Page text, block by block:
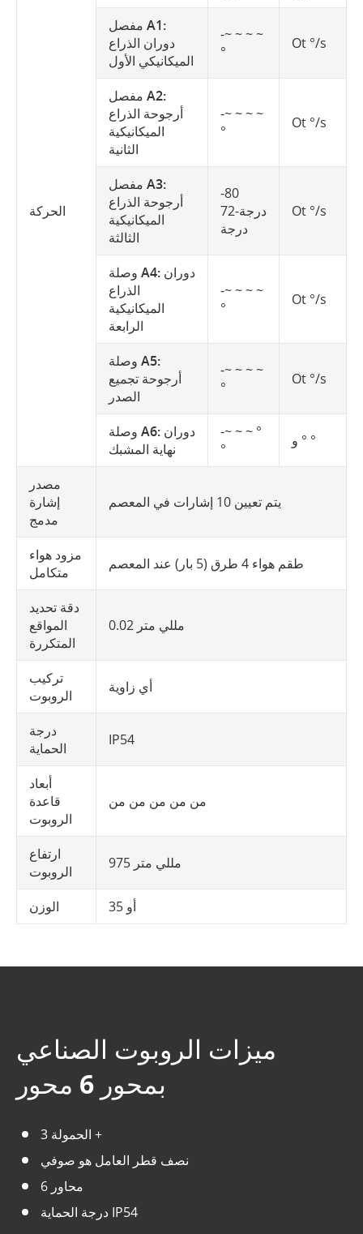
الحركة
مفصل A1:
دوران الذراع
الميكانيكي الأول
-~ ~ ~ ~
°
Ot °/s
مفصل A2:
أرجوحة الذراع
الميكانيكية
الثانية
-~ ~ ~ ~
°
Ot °/s
مفصل A3:
أرجوحة الذراع
الميكانيكية
الثالثة
-80
درجة-72
درجة
Ot °/s
وصلة A4: دوران
الذراع
الميكانيكية
الرابعة
-~ ~ ~ ~
°
Ot °/s
وصلة A5:
أرجوحة تجميع
الصدر
-~ ~ ~ ~
°
Ot °/s
وصلة A6: دوران
نهاية المشبك
-~ ~ ~ °
°
و ° °
مصدر
إشارة
مدمج
يتم تعيين 10 إشارات في المعصم
مزود هواء
متكامل
طقم هواء 4 طرق (5 بار) عند المعصم
دقة تحديد
المواقع
المتكررة
0.02 مللي متر
تركيب
الروبوت
أي زاوية
درجة
الحماية
IP54
أبعاد
قاعدة
الروبوت
من من من من من
ارتفاع
الروبوت
975 مللي متر
الوزن 35 أو
ميزات الروبوت الصناعي
بمحور 6 محور
الحمولة 3 +
نصف قطر العامل هو صوفي
6 محاور
درجة الحماية IP54